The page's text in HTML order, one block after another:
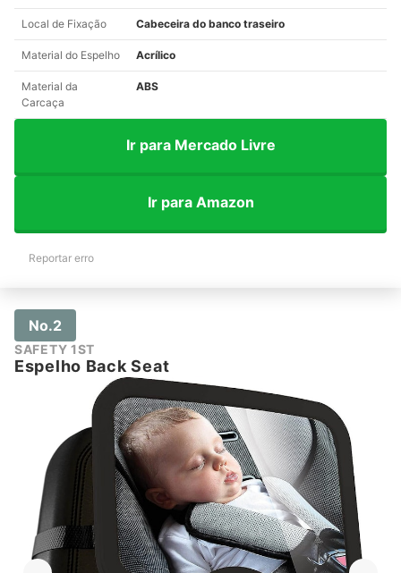
Local de Fixação Cabeceira do banco traseiro
Material do Espelho Acrílico
Material da
Carcaça
ABS
Ir para Mercado Livre
Ir para Amazon
Reportar erro
No.2
SAFETY 1ST
Espelho Back Seat